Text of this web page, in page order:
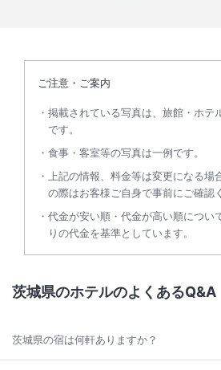
ご注意・ご案内
掲載されている写真は、旅館・ホテ
です。
食事・客室等の写真は一例です。
上記の情報、料金等は変更になる場
の際はお客様ご自身で事前にご確認
代金が安い順・代金が高い順につい
りの代金を基準としています。
茨城県のホテルのよくあるQ&A
茨城県の宿は何軒ありますか？